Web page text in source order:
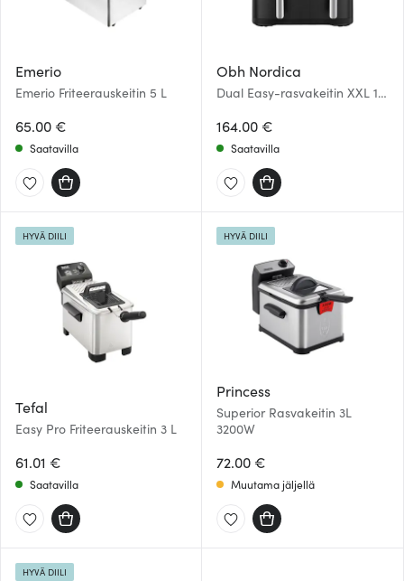
Emerio
Emerio Friteerauskeitin 5 L
65.00 €
Saatavilla
Obh Nordica
Dual Easy-rasvakeitin XXL 11
164.00 €
Saatavilla
Tefal
Easy Pro Friteerauskeitin 3 L
61.01 €
HYVÄ DIILI
Saatavilla
Princess
Superior Rasvakeitin 3L
3200W
72.00 €
HYVÄ DIILI
Muutama jäljellä
HYVÄ DIILI